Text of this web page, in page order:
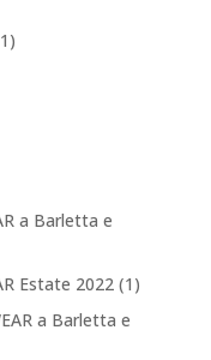
a Barletta e
Estate 2022(1)
a Barletta e